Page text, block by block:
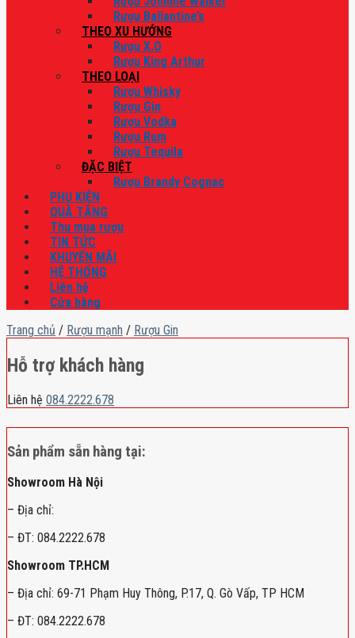
Rượu Ballantine’s
THEO XU HƯỚNG
Rượu X.O
Rượu King Arthur
THEO LOẠI
Rượu Whisky
Rượu Gin
Rượu Vodka
Rượu Rum
Rượu Tequila
ĐẶC BIỆT
Rượu Brandy Cognac
PHỤ KIỆN
QUÀ TẶNG
Thu mua rượu
TIN TỨC
KHUYẾN MÃI
HỆ THỐNG
Liên hệ
Cửa hàng
Trang chủ / Rượu mạnh / Rượu Gin
Hỗ trợ khách hàng
Liên hệ 084.2222.678
Sản phẩm sẵn hàng tại:
Showroom Hà Nội
– Địa chỉ:
– ĐT: 084.2222.678
Showroom TP.HCM
– Địa chỉ: 69-71 Phạm Huy Thông, P.17, Q. Gò Vấp, TP HCM
– ĐT: 084.2222.678